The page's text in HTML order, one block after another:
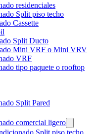
residenciales
Split piso techo
Cassette
Split Ducto
Mini VRF o Mini VRV
VRF
tipo paquete o rooftop
Split Pared
comercial ligero
Split piso techo